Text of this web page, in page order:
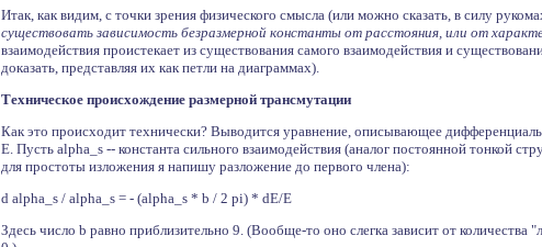
Итак, как видим, с точки зрения физического смысла (или можно сказать, в силу
существовать зависимость безразмерной константы от расстояния, или от
взаимодействия проистекает из существования самого взаимодействия и
доказать, представляя их как петли на диаграммах).
Техническое происхождение размерной трансмутации
Как это происходит технически? Выводится уравнение, описывающее
E. Пусть alpha_s -- константа сильного взаимодействия (аналог постоянной тонкой
для простоты изложения я напишу разложение до первого члена):
d alpha_s / alpha_s = - (alpha_s * b / 2 pi) * dE/E
Здесь число b равно приблизительно 9. (Вообще-то оно слегка зависит от количества